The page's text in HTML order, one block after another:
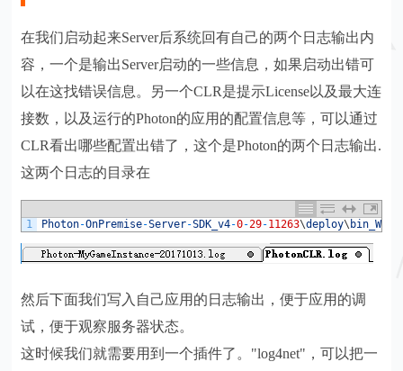
在我们启动起来Server后系统回有自己的两个日志输出内
容，一个是输出Server启动的一些信息，如果启动出错可
以在这找错误信息。另一个CLR是提示License以及最大连
接数，以及运行的Photon的应用的配置信息等，可以通过
CLR看出哪些配置出错了，这个是Photon的两个日志输出.
这两个日志的目录在
1 Photon-OnPremise-Server-SDK_v4-0-29-11263\deploy\
然后下面我们写入自己应用的日志输出，便于应用的调
试，便于观察服务器状态。
这时候我们就需要用到一个插件了。"log4net"，可以把一